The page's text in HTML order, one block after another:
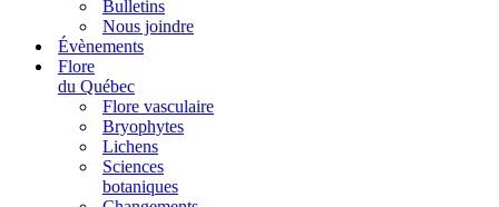
Bulletins
Nous joindre
Évènements
Flore
du Québec
Flore vasculaire
Bryophytes
Lichens
Sciences
botaniques